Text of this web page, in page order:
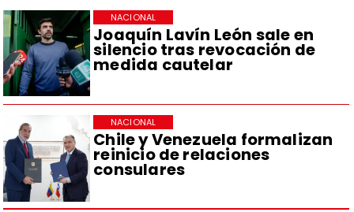
Joaquín Lavín León sale en
silencio tras revocación de
medida cautelar
NACIONAL
Chile y Venezuela formalizan
reinicio de relaciones
consulares
NACIONAL